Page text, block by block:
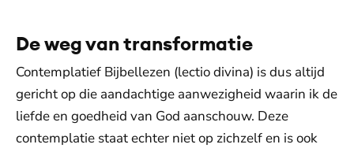
De weg van transformatie
Contemplatief Bijbellezen (lectio divina) is dus altijd
gericht op die aandachtige aanwezigheid waarin ik de
liefde en goedheid van God aanschouw. Deze
contemplatie staat echter niet op zichzelf en is ook